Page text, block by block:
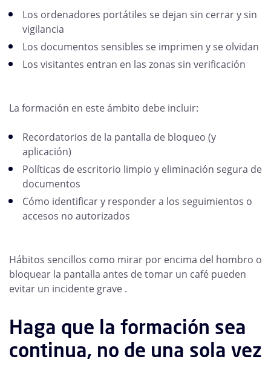
Los ordenadores portátiles se dejan sin cerrar y sin
vigilancia
Los documentos sensibles se imprimen y se olvidan
Los visitantes entran en las zonas sin verificación
La formación en este ámbito debe incluir:
Recordatorios de la pantalla de bloqueo (y
aplicación)
Políticas de escritorio limpio y eliminación segura de
documentos
Cómo identificar y responder a los seguimientos o
accesos no autorizados
Hábitos sencillos como mirar por encima del hombro o
bloquear la pantalla antes de tomar un café pueden
evitar un incidente grave .
Haga que la formación sea
continua, no de una sola vez